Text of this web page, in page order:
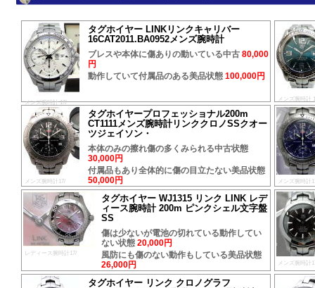
メンズ腕時計 17/
タグホイヤー LINKリンクキャリバー
16CAT2011.BA0952メンズ腕時計
ブレスや本体に傷ありの動いている中古 80,000
円
動作していて付属品のある美品状態 100,000円
メンズ腕時計
メンズ腕時計17/
タグホイヤープロフェッショナル200m
CT1111メンズ腕時計リンククロノSSクオー
ツジェイソン・
本体のみの擦れ傷の多くみられる中古状態
30,000円
付属品もあり全体的に傷の目立たない美品状態
50,000円
メンズ腕時計
レディース腕時計17/
タグホイヤー WJ1315 リンク LINK レデ
ィース腕時計 200m ピンクシェル文字盤
SS
傷は少ないが電池の切れている動作してい
ない状態 20,000円
風防にも傷のない動作もしている美品状態
26,000円
メンズ腕時計
タグホイヤー リンク クロノグラフ